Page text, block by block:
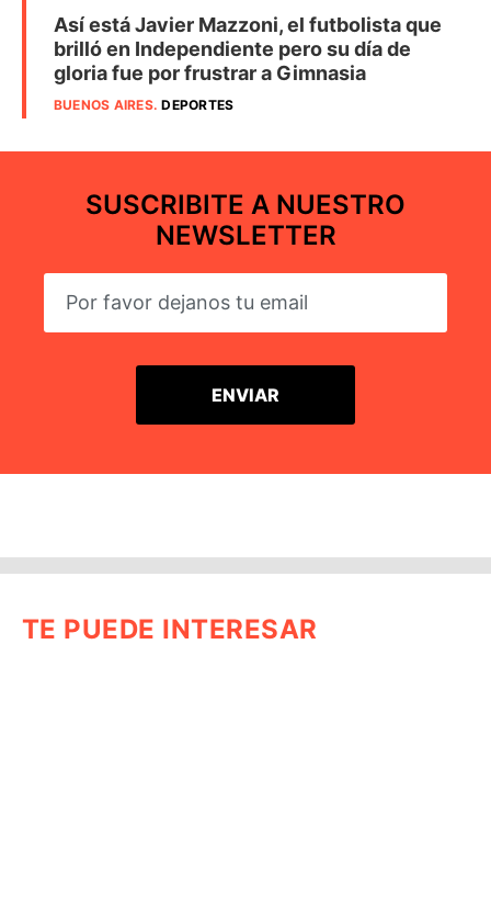
Así está Javier Mazzoni, el futbolista que
brilló en Independiente pero su día de
gloria fue por frustrar a Gimnasia
BUENOS AIRES.DEPORTES
SUSCRIBITE A NUESTRO
NEWSLETTER
TE PUEDE INTERESAR